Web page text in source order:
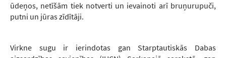
ūdeņos, netīšām tiek notverti un ievainoti arī bruņurupuči,
putni un jūras zīdītāji.
Virkne sugu ir ierindotas gan Starptautiskās Dabas